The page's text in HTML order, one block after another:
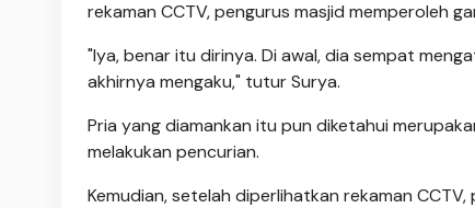
rekaman CCTV, pengurus masjid memperoleh
"Iya, benar itu dirinya. Di awal, dia sempat
akhirnya mengaku," tutur Surya.
Pria yang diamankan itu pun diketahui
melakukan pencurian.
Kemudian, setelah diperlihatkan rekaman